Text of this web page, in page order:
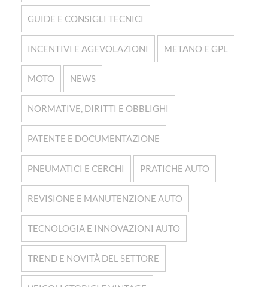
GUIDE E CONSIGLI TECNICI
INCENTIVI E AGEVOLAZIONI METANO E GPL
MOTO NEWS
NORMATIVE, DIRITTI E OBBLIGHI
PATENTE E DOCUMENTAZIONE
PNEUMATICI E CERCHI PRATICHE AUTO
REVISIONE E MANUTENZIONE AUTO
TECNOLOGIA E INNOVAZIONI AUTO
TREND E NOVITÀ DEL SETTORE